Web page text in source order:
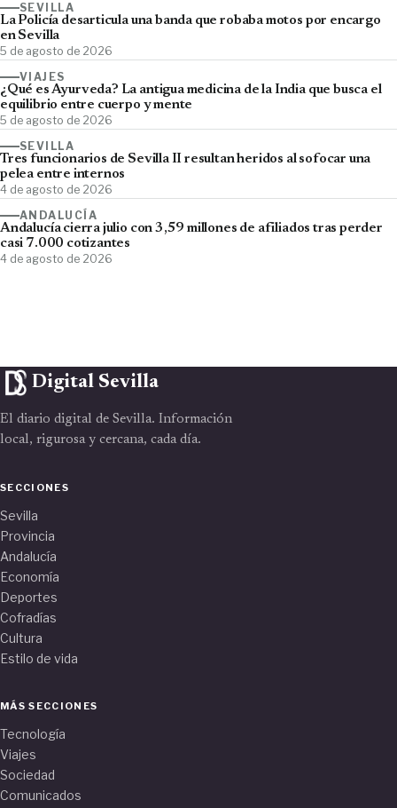
SEVILLA
La Policía desarticula una banda que robaba motos por encargo
en Sevilla
5 de agosto de 2026
VIAJES
¿Qué es Ayurveda? La antigua medicina de la India que busca el
equilibrio entre cuerpo y mente
5 de agosto de 2026
SEVILLA
Tres funcionarios de Sevilla II resultan heridos al sofocar una
pelea entre internos
4 de agosto de 2026
ANDALUCÍA
Andalucía cierra julio con 3,59 millones de afiliados tras perder
casi 7.000 cotizantes
4 de agosto de 2026
Digital Sevilla
El diario digital de Sevilla. Información
local, rigurosa y cercana, cada día.
SECCIONES
Sevilla
Provincia
Andalucía
Economía
Deportes
Cofradías
Cultura
Estilo de vida
MÁS SECCIONES
Tecnología
Viajes
Sociedad
Comunicados